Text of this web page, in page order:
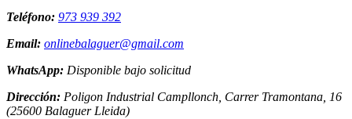
Teléfono: 973 939 392
Email: onlinebalaguer@gmail.com
WhatsApp: Disponible bajo solicitud
Dirección: Poligon Industrial Campllonch, Carrer Tramontana, 16
(25600 Balaguer Lleida)